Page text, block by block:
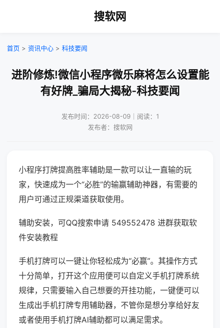
搜软网
首页 > 资讯中心 > 科技要闻
进阶修炼!微信小程序微乐麻将怎么设置能
有好牌_骗局大揭秘-科技要闻
发布时间：2026-08-09｜阅读：1
发布者：搜软网
小程序打牌提高胜率辅助是一款可以让一直输的玩
家，快速成为一个“必胜”的输赢辅助神器，有需要的
用户可通过正规渠道获取使用。
辅助安装，可QQ搜索申请 549552478 进群获取软
件安装教程
手机打牌可以一键让你轻松成为“必赢”。其操作方式
十分简单，打开这个应用便可以自定义手机打牌系统
规律，只需要输入自己想要的开挂功能，一键便可以
生成出手机打牌专用辅助器，不管你是想分享给好友
或者使用手机打牌AI辅助都可以满足需求。